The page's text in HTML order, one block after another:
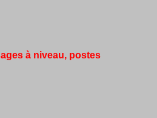
à niveau, postes